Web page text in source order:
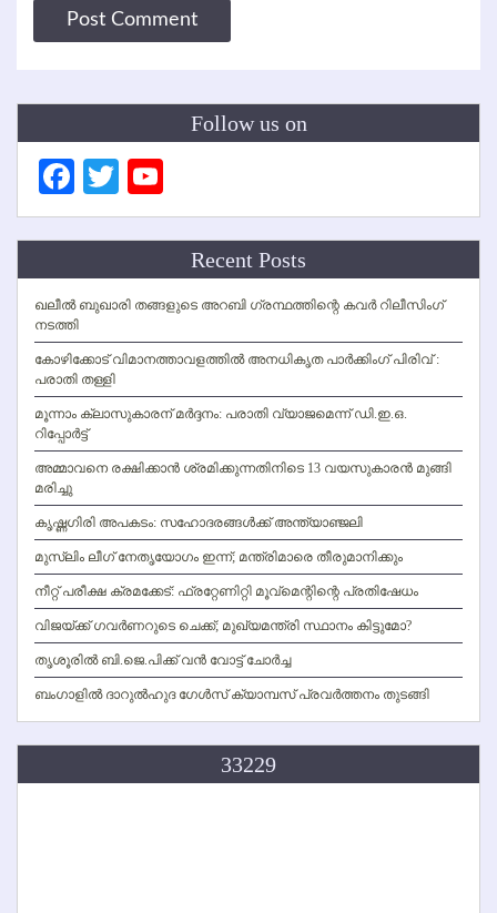
Follow us on
Facebook
Twitter
Channel
Recent Posts
ഖലീല്‍ ബുഖാരി തങ്ങളുടെ അറബി ഗ്രന്ഥത്തിന്റെ കവര്‍ റിലീസിംഗ്
നടത്തി
കോഴിക്കോട് വിമാനത്താവളത്തില്‍ അനധികൃത പാര്‍ക്കിംഗ് പിരിവ് :
പരാതി തള്ളി
മൂന്നാം ക്ലാസുകാരന് മര്‍ദ്ദനം: പരാതി വ്യാജമെന്ന് ഡി.ഇ.ഒ.
റിപ്പോര്‍ട്ട്
അമ്മാവനെ രക്ഷിക്കാന്‍ ശ്രമിക്കുന്നതിനിടെ 13 വയസുകാരന്‍ മുങ്ങി
മരിച്ചു
കൃഷ്ണഗിരി അപകടം: സഹോദരങ്ങള്‍ക്ക് അന്ത്യാഞ്ജലി
മുസ്ലിം ലീഗ് നേതൃയോഗം ഇന്ന്; മന്ത്രിമാരെ തീരുമാനിക്കും
നീറ്റ് പരീക്ഷ ക്രമക്കേട്: ഫ്രറ്റേണിറ്റി മൂവ്‌മെന്റിന്റെ പ്രതിഷേധം
വിജയ്ക്ക് ഗവര്‍ണറുടെ ചെക്ക്; മുഖ്യമന്ത്രി സ്ഥാനം കിട്ടുമോ?
തൃശൂരില്‍ ബി.ജെ.പിക്ക് വന്‍ വോട്ട് ചോര്‍ച്ച
ബംഗാളില്‍ ദാറുല്‍ഹുദ ഗേള്‍സ് ക്യാമ്പസ് പ്രവര്‍ത്തനം തുടങ്ങി
33229